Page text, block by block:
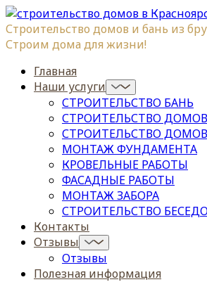
Строительство домов и бань из
Строим дома для жизни!
Главная
Наши услуги
СТРОИТЕЛЬСТВО БАНЬ
СТРОИТЕЛЬСТВО ДОМОВ
СТРОИТЕЛЬСТВО
МОНТАЖ ФУНДАМЕНТА
КРОВЕЛЬНЫЕ РАБОТЫ
ФАСАДНЫЕ РАБОТЫ
МОНТАЖ ЗАБОРА
СТРОИТЕЛЬСТВО
Контакты
Отзывы
Отзывы
Полезная информация